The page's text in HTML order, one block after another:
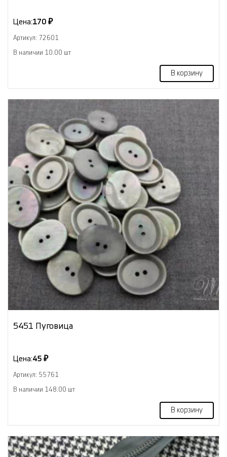
Цена:170 ₽
Артикул: 72601
В наличии 10.00 шт
В корзину
5451 Пуговица
Цена:45 ₽
Артикул: 55761
В наличии 148.00 шт
В корзину